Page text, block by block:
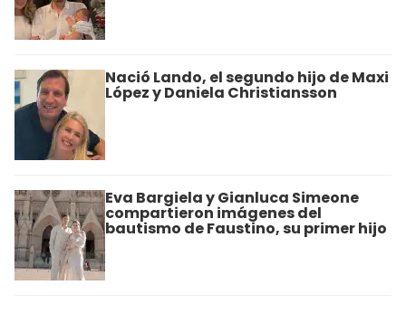
Nació Lando, el segundo hijo de Maxi
López y Daniela Christiansson
Eva Bargiela y Gianluca Simeone
compartieron imágenes del
bautismo de Faustino, su primer hijo